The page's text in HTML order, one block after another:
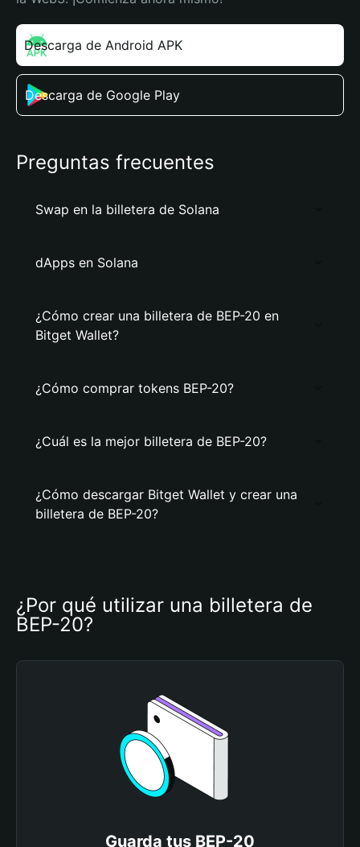
Descarga de Android APK
Descarga de Google Play
Preguntas frecuentes
Swap en la billetera de Solana
dApps en Solana
¿Cómo crear una billetera de BEP-20 en
Bitget Wallet?
¿Cómo comprar tokens BEP-20?
¿Cuál es la mejor billetera de BEP-20?
¿Cómo descargar Bitget Wallet y crear una
billetera de BEP-20?
¿Por qué utilizar una billetera de
BEP-20?
Guarda tus BEP-20